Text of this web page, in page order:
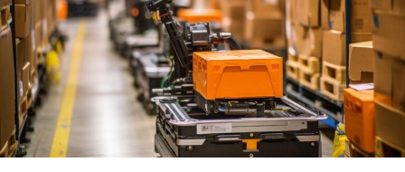
resistente a falhas e censura.
No IPFS, os arquivos são identificados por suas
hashes
únicas, em vez de endereços URL. Isso significa que,
quando você acessar um arquivo, estará acessando sua
versão exata, não importa onde ele esteja armazenado.
O IPFS usa conceitos depeer-to-peer(P2P) para
transferir arquivos diretamente entre os usuários.